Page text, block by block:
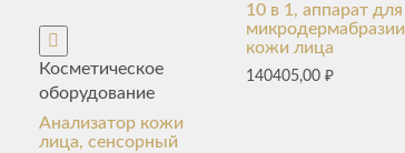
Косметическое
оборудование
Анализатор кожи
лица, сенсорный
10 в 1, аппарат для
микродермабразии
кожи лица
140405,00₽